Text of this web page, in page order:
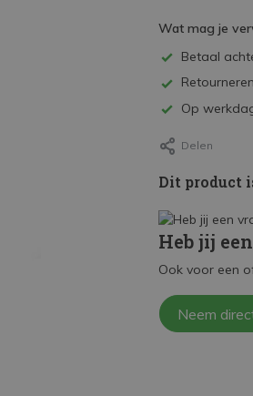
Wat mag je
Betaal
Op
Delen
Dit product
Heb jij
Ook voor een
Neem